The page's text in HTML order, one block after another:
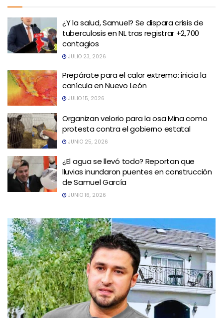
¿Y la salud, Samuel? Se dispara crisis de
tuberculosis en NL tras registrar +2,700
contagios
JULIO 23, 2026
Prepárate para el calor extremo: inicia la
canícula en Nuevo León
JULIO 15, 2026
Organizan velorio para la osa Mina como
protesta contra el gobierno estatal
JUNIO 25, 2026
¿El agua se llevó todo? Reportan que
lluvias inundaron puentes en construcción
de Samuel García
JUNIO 16, 2026